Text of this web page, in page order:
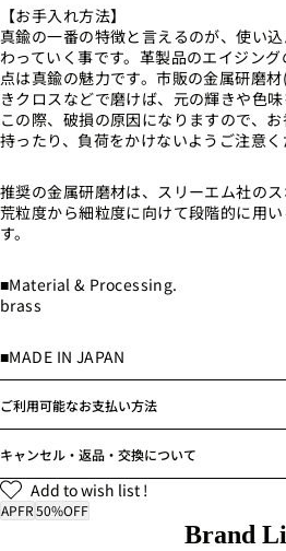
【お手入れ方法】
真鍮の一番の特徴と言えるのが、使い
わっていく事です。革製品のエイジン
点は真鍮の魅力です。市販の金属研磨
きクロスなどで磨けば、元の輝きや色
この際、破損の原因になりますので、
持ったり、負荷をかけないようご注意く
推奨の金属研磨材は、スリーエム社のス
荒粒度から細粒度に向けて段階的に用
す。
■Material & Processing.
brass
■MADE IN JAPAN
ご利用可能なお支払い方法
キャンセル・返品・交換について
Add to wish list !
APFR50%OFF
Brand